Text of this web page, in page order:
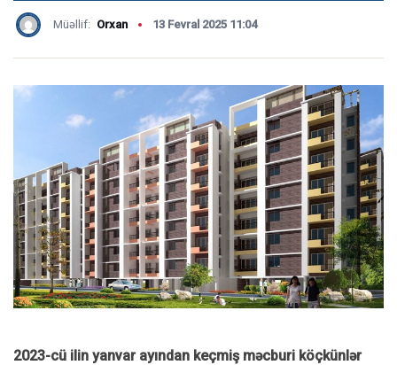
Müəllif: Orxan 13 Fevral 2025 11:04
2023-cü ilin yanvar ayından keçmiş məcburi köçkünlər